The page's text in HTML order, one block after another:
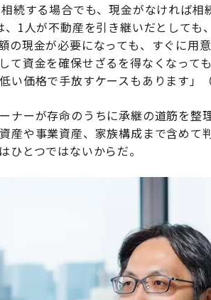
続する場合でも、現金がなければ相
1人が不動産を引き継いだとしても
の現金が必要になっても、すぐに用
て資金を確保せざるを得なくなって
い価格で手放すケースもあります」（
ナーが存命のうちに承継の道筋を整
産や事業資産、家族構成まで含めて
ひとつではないからだ。